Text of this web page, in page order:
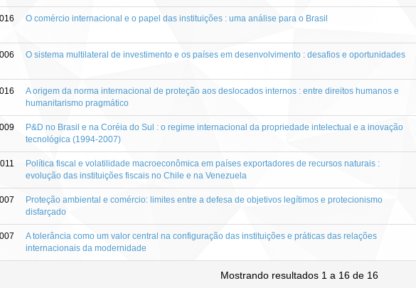
O comércio internacional e o papel das instituições : uma análise para o Brasil
O sistema multilateral de investimento e os países em desenvolvimento : desafios e oportunidades
A origem da norma internacional de proteção aos deslocados internos : entre direitos humanos e
humanitarismo pragmático
P&D no Brasil e na Coréia do Sul : o regime internacional da propriedade intelectual e a inovação
tecnológica (1994-2007)
Política fiscal e volatilidade macroeconômica em países exportadores de recursos naturais :
evolução das instituições fiscais no Chile e na Venezuela
Proteção ambiental e comércio: limites entre a defesa de objetivos legítimos e protecionismo
disfarçado
A tolerância como um valor central na configuração das instituições e práticas das relações
internacionais da modernidade
Mostrando resultados 1 a 16 de 16